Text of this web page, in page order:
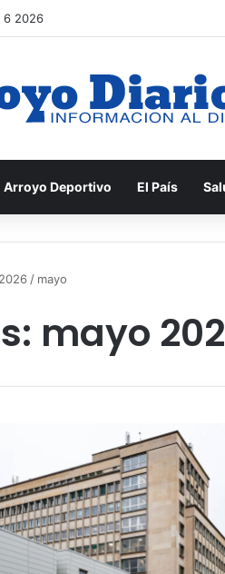
6 2026
Arroyo Deportivo El País
2026 / mayo
mayo